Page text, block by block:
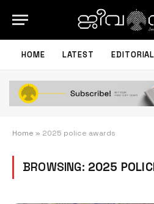
HOME LATEST EDITORIAL
Home » 2025 police awards
BROWSING: 2025